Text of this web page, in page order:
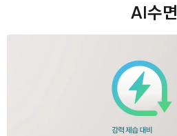
AI수면